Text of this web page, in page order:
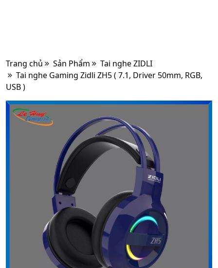
Trang chủ Sản Phẩm
Tai nghe ZIDLI
Tai nghe Gaming Zidli ZH5 ( 7.1, Driver 50mm, RGB,
USB )